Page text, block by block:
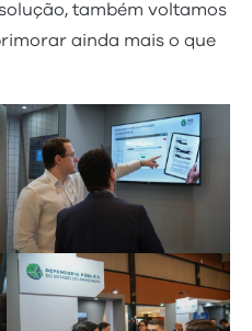
também voltamos
ainda mais o que